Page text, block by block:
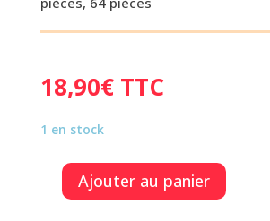
18,90€ TTC
1 en stock
quantitéAjouter au panier